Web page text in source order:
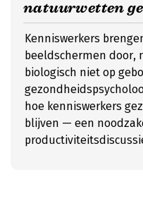
natuurwetten
Kenniswerkers
beeldschermen door,
biologisch niet op
hoe kenniswerkers
blijven — een